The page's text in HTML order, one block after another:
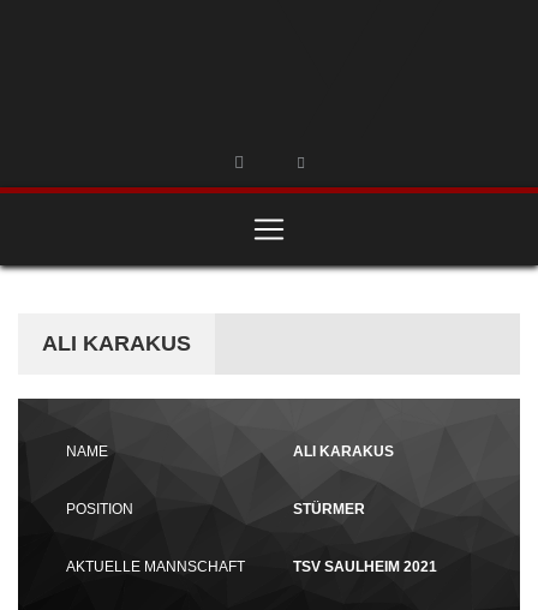
ALI KARAKUS
NAME ALI KARAKUS
POSITION STÜRMER
AKTUELLE MANNSCHAFT TSV SAULHEIM 2021